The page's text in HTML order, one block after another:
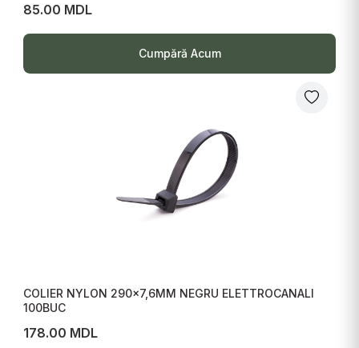
85.00 MDL
Cumpără Acum
COLIER NYLON 290x7,6MM NEGRU ELETTROCANALI
100BUC
178.00 MDL